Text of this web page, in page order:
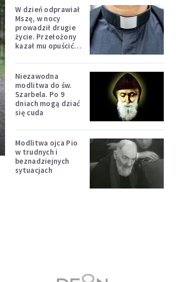
W dzień odprawiał
Mszę, w nocy
prowadził drugie
życie. Przełożony
kazał mu opuścić
Niezawodna
modlitwa do św.
Szarbela. Po 9
dniach mogą dziać
się cuda
Modlitwa ojca Pio
w trudnych i
beznadziejnych
sytuacjach